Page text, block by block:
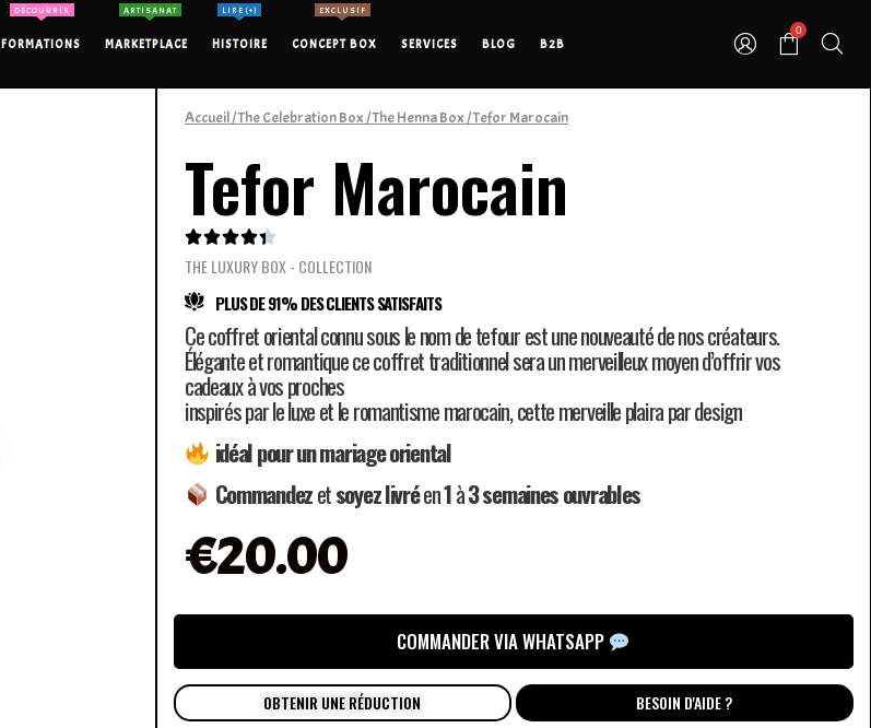
FORMATIONS
DÉCOUVRIR
MARKETPLACE
ARTISANAT
HISTOIRE
LIRE (+)
CONCEPT BOX
EXCLUSIF
SERVICES BLOG B2B
0
Accueil/The Celebration Box/The Henna Box/ Tefor Marocain
Tefor Marocain

THE LUXURY BOX - COLLECTION
PLUS DE 91% DES CLIENTS SATISFAITS
Ce coffret oriental connu sous le nom de tefour est une nouveauté de nos créateurs.
Élégante et romantique ce coffret traditionnel sera un merveilleux moyen d’offrir vos
cadeaux à vos proches
inspirés par le luxe et le romantisme marocain, cette merveille plaira par design
idéal pour un mariage oriental
Commandezetsoyezlivréen1à3 semaines ouvrables
€20.00
COMMANDER VIA WHATSAPP
OBTENIR UNE RÉDUCTION BESOIN D'AIDE ?